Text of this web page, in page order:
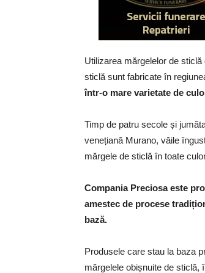
Utilizarea mărgelelor de
sticlă sunt fabricate în
într-o mare varietate de
Timp de patru secole și
venețiană Murano, văile
mărgele de sticlă în toate
Compania Preciosa este
amestec de procese
bază.
Produsele care stau la baza
mărgelele obișnuite de sticlă,